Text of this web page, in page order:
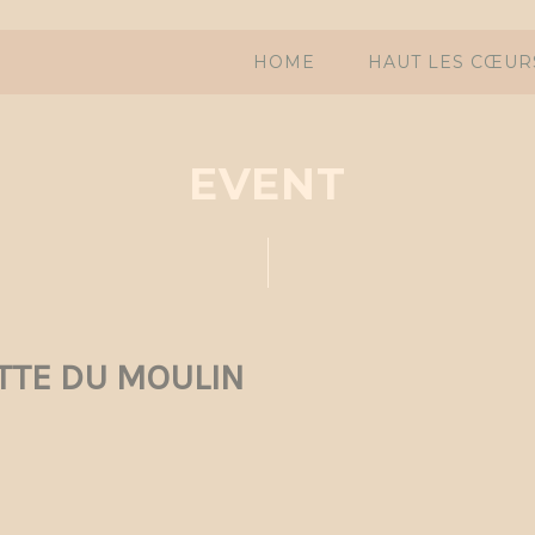
HOME HAUT LES
EVENT
DU MOULIN